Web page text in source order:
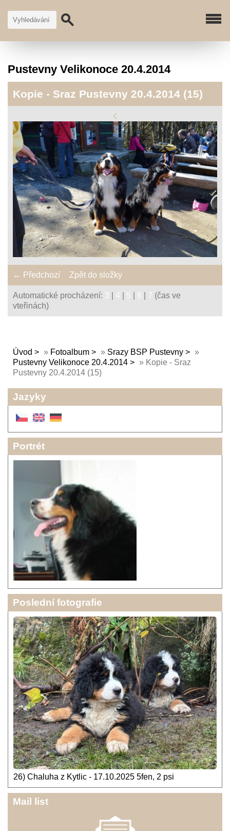
Pustevny Velikonoce 20.4.2014
Kopie - Sraz Pustevny 20.4.2014 (15)
← Předchozí Zpět do složky
Automatické procházení: 3 4 5 6 7 (čas ve
vteřinách)
Úvod » Fotoalbum » Srazy BSP Pustevny
»
Pustevny Velikonoce 20.4.2014
» Kopie - Sraz
Pustevny 20.4.2014 (15)
Jazyky
Portrét
Poslední fotografie
26) Chaluha z Kytlic - 17.10.2025 5fen, 2 psi
Mail list